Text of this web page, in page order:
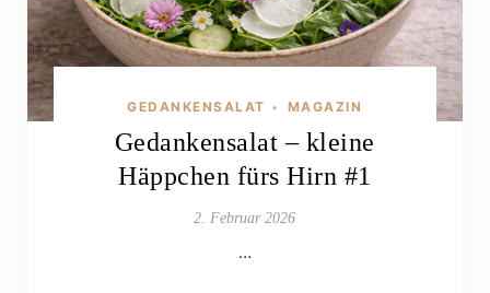
GEDANKENSALAT • MAGAZIN
Gedankensalat – kleine
Häppchen fürs Hirn #1
2. Februar 2026
…